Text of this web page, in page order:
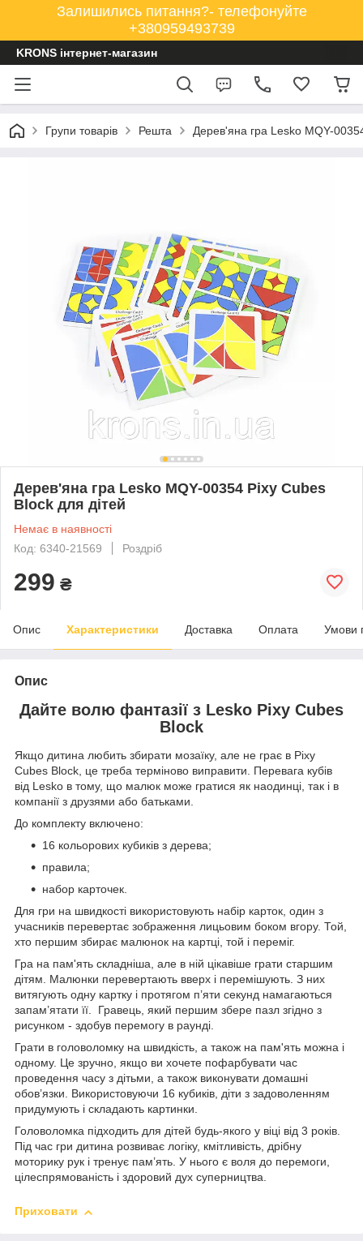
Залишились питання?- телефонуйте
+380959493739
KRONS інтернет-магазин
Групи товарів Решта Дерев'яна гра Lesko MQY-
Дерев'яна гра Lesko MQY-00354 Pixy Cubes
Block для дітей
Немає в наявності
Код: 6340-21569
Роздріб
299 ₴
Опис Характеристики Доставка Оплата Умови
Опис
Дайте волю фантазії з Lesko Pixy Cubes
Block
Якщо дитина любить збирати мозаїку, але не грає в Pixy
Cubes Block, це треба терміново виправити. Перевага кубів
від Lesko в тому, що малюк може гратися як наодинці, так і в
компанії з друзями або батьками.
До комплекту включено:
16 кольорових кубиків з дерева;
правила;
набор карточек.
Для гри на швидкості використовують набір карток, один з
учасників перевертає зображення лицьовим боком вгору. Той,
хто першим збирає малюнок на картці, той і переміг.
Гра на пам'ять складніша, але в ній цікавіше грати старшим
дітям. Малюнки перевертають вверх і перемішують. З них
витягують одну картку і протягом п’яти секунд намагаються
запам’ятати її. Гравець, який першим збере пазл згідно з
рисунком - здобув перемогу в раунді.
Грати в головоломку на швидкість, а також на пам'ять можна і
одному. Це зручно, якщо ви хочете пофарбувати час
проведення часу з дітьми, а також виконувати домашні
обов’язки. Використовуючи 16 кубиків, діти з задоволенням
придумують і складають картинки.
Головоломка підходить для дітей будь-якого у віці від 3 років.
Під час гри дитина розвиває логіку, кмітливість, дрібну
моторику рук і тренує пам’ять. У нього є воля до перемоги,
цілеспрямованість і здоровий дух суперництва.
Приховати